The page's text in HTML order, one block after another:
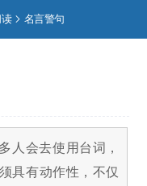
 名言警句
人会去使用台词，
具有动作性，不仅